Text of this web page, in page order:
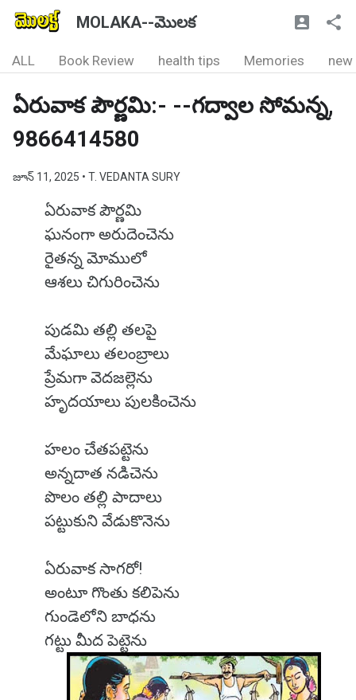
MOLAKA--మొలక
ALL Book Review health tips Memories new
ఏరువాక పౌర్ణమి:- --గద్వాల సోమన్న,
9866414580
జూన్ 11, 2025 • T. VEDANTA SURY
ఏరువాక పౌర్ణమి
ఘనంగా అరుదెంచెను
రైతన్న మోములో
ఆశలు చిగురించెను
పుడమి తల్లి తలపై
మేఘాలు తలంబ్రాలు
ప్రేమగా వెదజల్లెను
హృదయాలు పులకించెను
హలం చేతపట్టెను
అన్నదాత నడిచెను
పొలం తల్లి పాదాలు
పట్టుకుని వేడుకొనెను
ఏరువాక సాగరో!
అంటూ గొంతు కలిపెను
గుండెలోని బాధను
గట్టు మీద పెట్టెను